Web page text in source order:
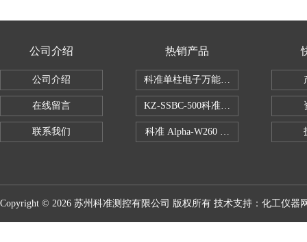
公司介绍
公司介绍
在线留言
联系我们
热销产品
科准单柱电子万能拉力机KZ-SSBC-500
KZ-SSBC-500科准单柱电子万能试验
科准 Alpha-W260 半导体全自动推拉
Copyright © 2026 苏州科准测控有限公司 版权所有 技术支持： 化工仪器